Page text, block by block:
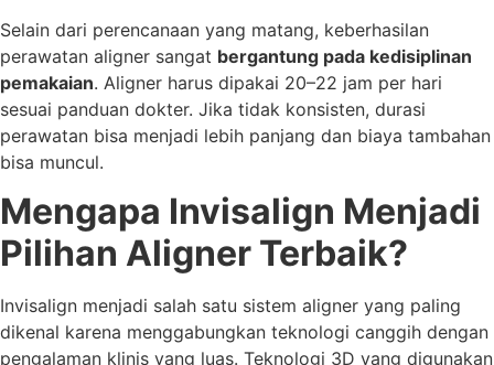
Selain dari perencanaan yang matang, keberhasilan
perawatan aligner sangat bergantung pada kedisiplinan
pemakaian. Aligner harus dipakai 20–22 jam per hari
sesuai panduan dokter. Jika tidak konsisten, durasi
perawatan bisa menjadi lebih panjang dan biaya tambahan
bisa muncul.
Mengapa Invisalign Menjadi
Pilihan Aligner Terbaik?
Invisalign menjadi salah satu sistem aligner yang paling
dikenal karena menggabungkan teknologi canggih dengan
pengalaman klinis yang luas. Teknologi 3D yang digunakan